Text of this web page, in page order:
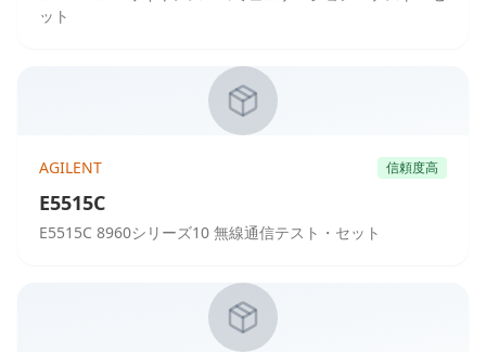
ット
AGILENT 信頼度高
E5515C
E5515C 8960シリーズ10 無線通信テスト・セット